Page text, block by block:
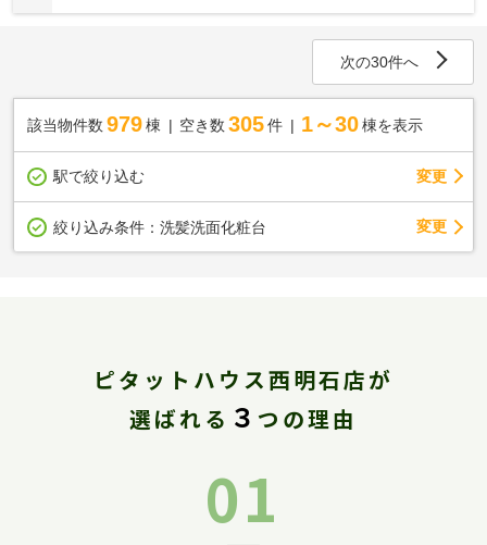
次の30件へ
該当物件数 979棟 空き数 305 件 1～30 棟を表示
駅で絞り込む 変更
絞り込み条件： 洗髪洗面化粧台 変更
ピタットハウス西明石店が
選ばれる ３ つの理由
01